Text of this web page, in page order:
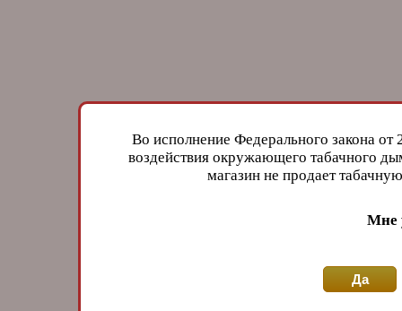
Во исполнение Федерального закона
воздействия окружающего табачного
магазин не продает
Мне
Да